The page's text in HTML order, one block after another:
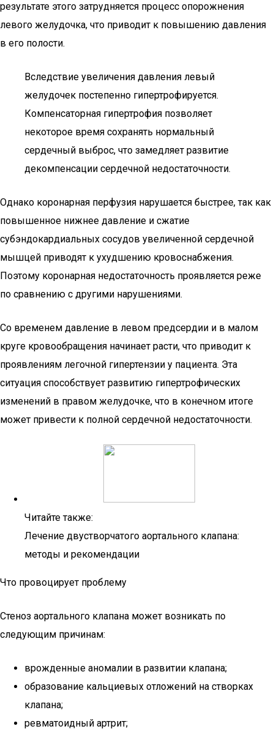
результате этого затрудняется процесс опорожнения
левого желудочка, что приводит к повышению давления
в его полости.
Вследствие увеличения давления левый
желудочек постепенно гипертрофируется.
Компенсаторная гипертрофия позволяет
некоторое время сохранять нормальный
сердечный выброс, что замедляет развитие
декомпенсации сердечной недостаточности.
Однако коронарная перфузия нарушается быстрее, так как
повышенное нижнее давление и сжатие
субэндокардиальных сосудов увеличенной сердечной
мышцей приводят к ухудшению кровоснабжения.
Поэтому коронарная недостаточность проявляется реже
по сравнению с другими нарушениями.
Со временем давление в левом предсердии и в малом
круге кровообращения начинает расти, что приводит к
проявлениям легочной гипертензии у пациента. Эта
ситуация способствует развитию гипертрофических
изменений в правом желудочке, что в конечном итоге
может привести к полной сердечной недостаточности.
Читайте также:
Лечение двустворчатого аортального клапана:
методы и рекомендации
Что провоцирует проблему
Стеноз аортального клапана может возникать по
следующим причинам:
врожденные аномалии в развитии клапана;
образование кальциевых отложений на створках
клапана;
ревматоидный артрит;